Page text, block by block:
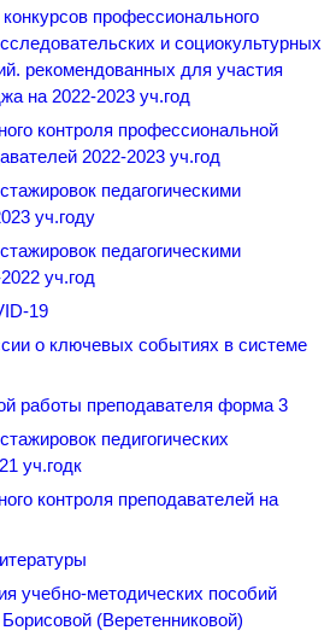
профессионального
и социокультурных
рекомендованных для участия
на 2022-2023 уч.год
контроля профессиональной
2022-2023 уч.год
педагогическими
уч.году
педагогическими
уч.год
19
о ключевых событиях в системе
работы преподавателя форма 3
педигогических
уч.годк
контроля преподавателей на
учебно-методических пособий
(Веретенниковой)